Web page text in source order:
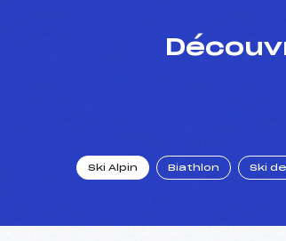
Ski Alpin Biathlon Ski